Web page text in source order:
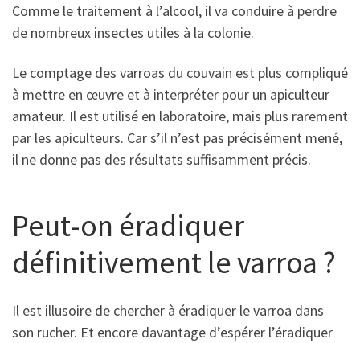
Comme le traitement à l’alcool, il va conduire à perdre
de nombreux insectes utiles à la colonie.
Le comptage des varroas du couvain est plus compliqué
à mettre en œuvre et à interpréter pour un apiculteur
amateur. Il est utilisé en laboratoire, mais plus rarement
par les apiculteurs. Car s’il n’est pas précisément mené,
il ne donne pas des résultats suffisamment précis.
Peut-on éradiquer
définitivement le varroa ?
Il est illusoire de chercher à éradiquer le varroa dans
son rucher. Et encore davantage d’espérer l’éradiquer